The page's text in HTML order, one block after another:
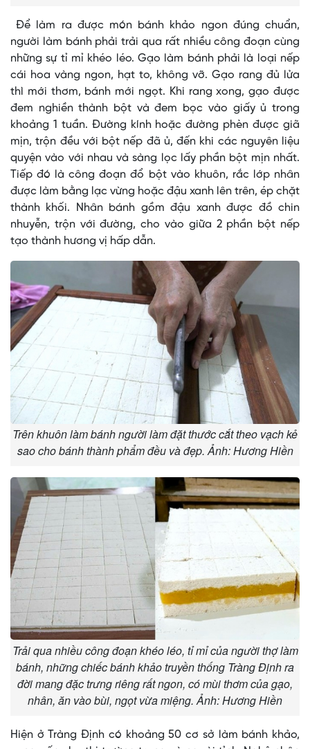
Để làm ra được món bánh khảo ngon đúng chuẩn,
người làm bánh phải trải qua rất nhiều công đoạn cùng
những sự tỉ mỉ khéo léo. Gạo làm bánh phải là loại nếp
cái hoa vàng ngon, hạt to, không vỡ. Gạo rang đủ lửa
thì mới thơm, bánh mới ngọt. Khi rang xong, gạo được
đem nghiền thành bột và đem bọc vào giấy ủ trong
khoảng 1 tuần. Đường kính hoặc đường phèn được giã
mịn, trộn đều với bột nếp đã ủ, đến khi các nguyên liệu
quyện vào với nhau và sàng lọc lấy phần bột mịn nhất.
Tiếp đó là công đoạn đổ bột vào khuôn, rắc lớp nhân
được làm bằng lạc vừng hoặc đậu xanh lên trên, ép chặt
thành khối. Nhân bánh gồm đậu xanh được đồ chin
nhuyễn, trộn với đường, cho vào giữa 2 phần bột nếp
tạo thành hương vị hấp dẫn.
Trên khuôn làm bánh người làm đặt thước cắt theo vạch kẻ
sao cho bánh thành phẩm đều và đẹp. Ảnh: Hương Hiền
Trải qua nhiều công đoạn khéo léo, tỉ mỉ của người thợ làm
bánh, những chiếc bánh khảo truyền thống Tràng Định ra
đời mang đặc trưng riêng rất ngon, có mùi thơm của gạo,
nhân, ăn vào bùi, ngọt vừa miệng. Ảnh: Hương Hiền
Hiện ở Tràng Định có khoảng 50 cơ sở làm bánh khảo,